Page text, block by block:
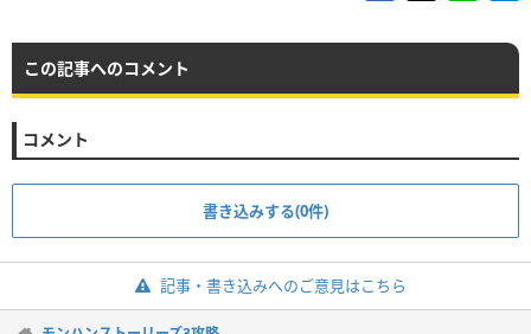
この記事へのコメント
コメント
書き込みする(0件)
記事・書き込みへのご意見はこちら